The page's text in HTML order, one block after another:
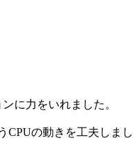
に力をいれました。
CPUの動きを工夫しまし